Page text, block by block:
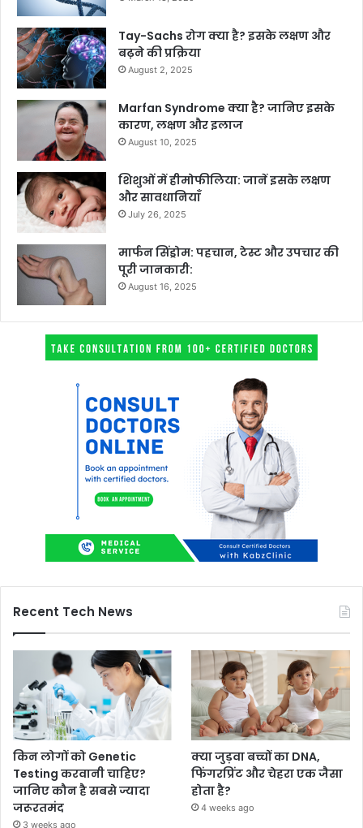
Tay-Sachs रोग क्या है? इसके लक्षण और
बढ़ने की प्रक्रिया
August 2, 2025
Marfan Syndrome क्या है? जानिए इसके
कारण, लक्षण और इलाज
August 10, 2025
शिशुओं में हीमोफीलिया: जानें इसके लक्षण
और सावधानियाँ
July 26, 2025
मार्फन सिंड्रोम: पहचान, टेस्ट और उपचार की
पूरी जानकारी:
August 16, 2025
Recent Tech News
किन लोगों को Genetic
Testing करवानी चाहिए?
जानिए कौन है सबसे ज्यादा
जरूरतमंद
3 weeks ago
क्या जुड़वा बच्चों का DNA,
फिंगरप्रिंट और चेहरा एक जैसा
होता है?
4 weeks ago